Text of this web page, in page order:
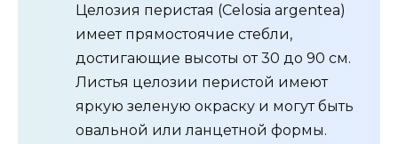
Целозия перистая (Celosia argentea)
имеет прямостоячие стебли,
достигающие высоты от 30 до 90 см.
Листья целозии перистой имеют
яркую зеленую окраску и могут быть
овальной или ланцетной формы.